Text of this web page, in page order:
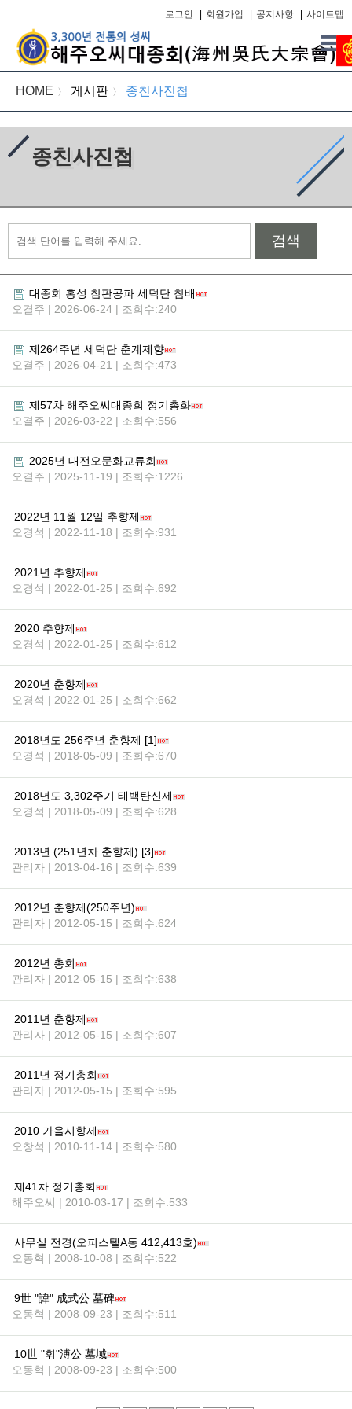
로그인 회원가입 공지사항 사이트맵
HOME 〉 게시판 〉 종친사진첩
종친사진첩
검색
대종회 홍성 참판공파 세덕단 참배
오결주 | 2026-06-24 | 조회수:240
제264주년 세덕단 춘계제향
오결주 | 2026-04-21 | 조회수:473
제57차 해주오씨대종회 정기총화
오결주 | 2026-03-22 | 조회수:556
2025년 대전오문화교류회
오결주 | 2025-11-19 | 조회수:1226
2022년 11월 12일 추향제
오경석 | 2022-11-18 | 조회수:931
2021년 추향제
오경석 | 2022-01-25 | 조회수:692
2020 추향제
오경석 | 2022-01-25 | 조회수:612
2020년 춘향제
오경석 | 2022-01-25 | 조회수:662
2018년도 256주년 춘향제 [1]
오경석 | 2018-05-09 | 조회수:670
2018년도 3,302주기 태백탄신제
오경석 | 2018-05-09 | 조회수:628
2013년 (251년차 춘향제) [3]
관리자 | 2013-04-16 | 조회수:639
2012년 춘향제(250주년)
관리자 | 2012-05-15 | 조회수:624
2012년 총회
관리자 | 2012-05-15 | 조회수:638
2011년 춘향제
관리자 | 2012-05-15 | 조회수:607
2011년 정기총회
관리자 | 2012-05-15 | 조회수:595
2010 가을시향제
오창석 | 2010-11-14 | 조회수:580
제41차 정기총회
해주오씨 | 2010-03-17 | 조회수:533
사무실 전경(오피스텔A동 412,413호)
오동혁 | 2008-10-08 | 조회수:522
9世 "諱" 成式公 墓碑
오동혁 | 2008-09-23 | 조회수:511
10世 "휘"溥公 墓域
오동혁 | 2008-09-23 | 조회수:500